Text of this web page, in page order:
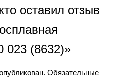
оставил отзыв
023 (8632)»
Обязательные